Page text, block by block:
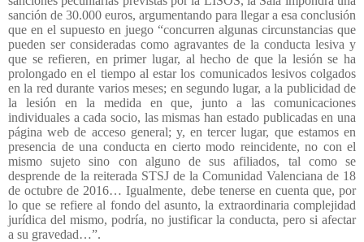
sanción de 30.000 euros, argumentando para llegar a esa conclusión
que en el supuesto en juego “concurren algunas circunstancias que
pueden ser consideradas como agravantes de la conducta lesiva y
que se refieren, en primer lugar, al hecho de que la lesión se ha
prolongado en el tiempo al estar los comunicados lesivos colgados
en la red durante varios meses; en segundo lugar, a la publicidad de
la lesión en la medida en que, junto a las comunicaciones
individuales a cada socio, las mismas han estado publicadas en una
página web de acceso general; y, en tercer lugar, que estamos en
presencia de una conducta en cierto modo reincidente, no con el
mismo sujeto sino con alguno de sus afiliados, tal como se
desprende de la reiterada STSJ de la Comunidad Valenciana de 18
de octubre de 2016… Igualmente, debe tenerse en cuenta que, por
lo que se refiere al fondo del asunto, la extraordinaria complejidad
jurídica del mismo, podría, no justificar la conducta, pero si afectar
a su gravedad…”.